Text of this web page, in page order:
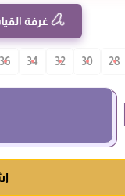
غرفة
28
30
32
34
36